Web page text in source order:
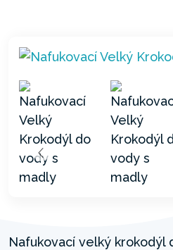
Nafukovací velký krokodýl